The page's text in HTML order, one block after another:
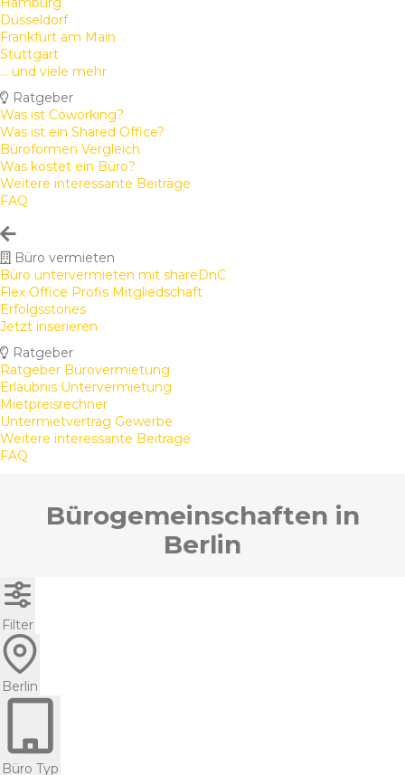
Düsseldorf
Frankfurt am Main
Stuttgart
... und viele mehr
Ratgeber
Was ist Coworking?
Was ist ein Shared Office?
Büroformen Vergleich
Was kostet ein Büro?
Weitere interessante Beiträge
FAQ
Büro vermieten
Büro untervermieten mit shareDnC
Flex Office Profis Mitgliedschaft
Erfolgsstories
Jetzt inserieren
Ratgeber
Ratgeber Bürovermietung
Erlaubnis Untervermietung
Mietpreisrechner
Untermietvertrag Gewerbe
Weitere interessante Beiträge
FAQ
Bürogemeinschaften in
Berlin
Filter
Berlin
Büro Typ